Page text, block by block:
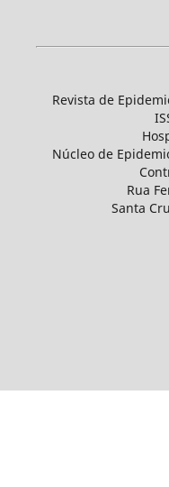
Revista de
Núcleo de
Rua
Santa